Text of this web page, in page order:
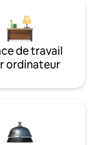
de travail
ordinateur